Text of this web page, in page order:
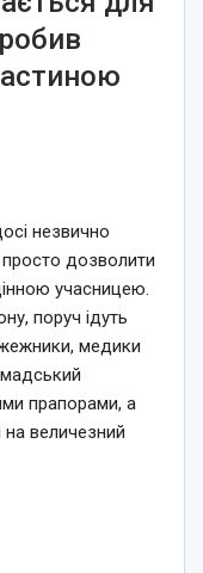
незвично
дозволити
учасницею.
поруч ідуть
медики
прапорами, а
величезний